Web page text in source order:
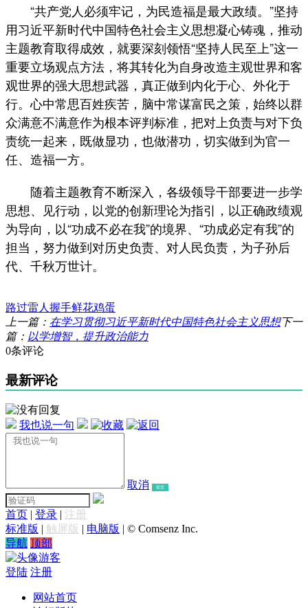
“共产党人必须牢记，为民造福是最大政绩。”坚持
用习近平新时代中国特色社会主义思想凝心铸魂，推动
主题教育取得成效，就要深刻领悟“坚持人民至上”这一
重要立场观点方法，将其转化为自身改造主观世界和客
观世界的强大思想武器，真正做到内化于心、外化于
行。心中常思百姓疾苦，脑中常谋富民之策，始终以群
众满意不满意作为根本评判标准，把对上负责与对下负
责统一起来，既做显功，也做潜功，切实做到为官一
任、造福一方。
随着主题教育不断深入，各级领导干部要进一步学
思想、见行动，以党的创新理论为指引，以正确政绩观
为导向，以“功成不必在我”的境界、“功成必定有我”的
担当，努力做到对历史负责、对人民负责，为子孙后
代、千秋万世计。
路过雷人 握手鲜花鸡蛋
上一篇： 在学习贯彻习近平新时代中国特色社会主义思想下一
篇： 以学增智，提升政治能力
0条评论
最新评论
我也说一句
取消 提交
首页 | 登录 | 注册
标准版 | 触屏版 | 电脑版 | © Comsenz Inc.
导航 顶部
游客
登陆 注册
网站首页